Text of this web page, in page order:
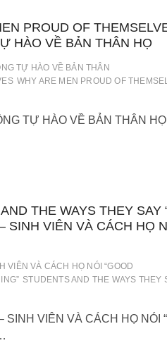
PROUD OF
HÀO VỀ BẢN THÂN HỌ
TỰ HÀO VỀ BẢN THÂN
WHY ARE MEN PROUD OF
TỰ HÀO VỀ BẢN THÂN
THE WAYS THEY SAY
SINH VIÊN VÀ CÁCH HỌ
VIÊN VÀ CÁCH HỌ NÓI “GOOD
STUDENTS AND THE WAYS THEY
VIÊN VÀ CÁCH HỌ NÓI